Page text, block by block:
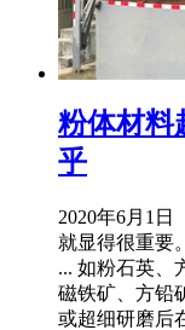
粉体材料
乎
2020年6月1
就显得很重要
... 如粉石英、
磁铁矿、方铅
或超细研磨后